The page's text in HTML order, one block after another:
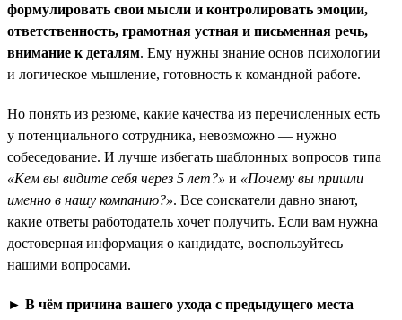
формулировать свои мысли и контролировать эмоции,
ответственность, грамотная устная и письменная речь,
внимание к деталям. Ему нужны знание основ психологии
и логическое мышление, готовность к командной работе.
Но понять из резюме, какие качества из перечисленных есть
у потенциального сотрудника, невозможно — нужно
собеседование. И лучше избегать шаблонных вопросов типа
«Кем вы видите себя через 5 лет?» и «Почему вы пришли
именно в нашу компанию?». Все соискатели давно знают,
какие ответы работодатель хочет получить. Если вам нужна
достоверная информация о кандидате, воспользуйтесь
нашими вопросами.
► В чём причина вашего ухода с предыдущего места